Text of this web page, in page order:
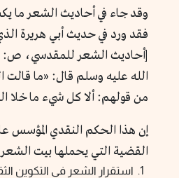
وقد جاء في أحاديث الشعر ما
فقد ورد في حديث أبي هريرة
الله عليه وسلم قال: «ما قالت
من قولهم: ألا كل شيء ما خلا
إن هذا الحكم النقدي المؤسس
القضية التي يحملها بيت
استقرار الشعر في التكوين